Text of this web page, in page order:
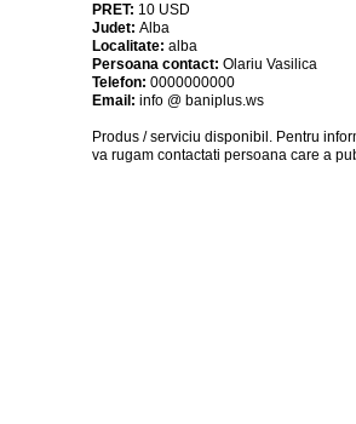
PRET: 10 USD
Judet: Alba
Localitate: alba
Persoana contact: Olariu Vasilica
Telefon: 0000000000
Email: info @ baniplus.ws
Produs / serviciu disponibil . Pentru
va rugam contactati persoana care a